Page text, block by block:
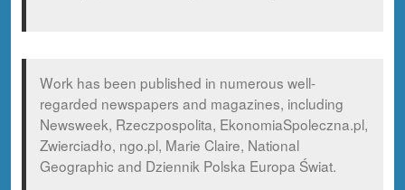
Work has been published in numerous well-
regarded newspapers and magazines, including
Newsweek, Rzeczpospolita, EkonomiaSpoleczna.pl,
Zwierciadło, ngo.pl, Marie Claire, National
Geographic and Dziennik Polska Europa Świat.